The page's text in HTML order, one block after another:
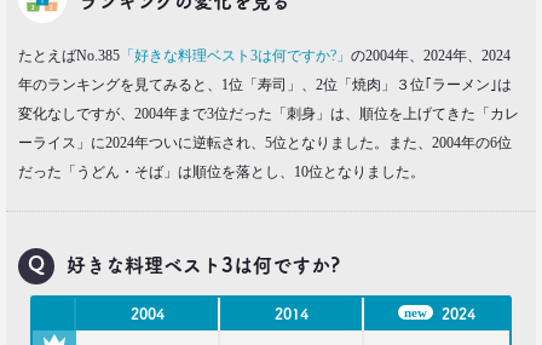
たとえばNo.385 「好きな料理ベスト3は何ですか?」 の2004年、2024年、2024
年のランキングを見てみると、1位「寿司」、2位「焼肉」３位｢ラーメン｣は
変化なしですが、2004年まで3位だった「刺身」は、順位を上げてきた「カレ
ーライス」に2024年ついに逆転され、5位となりました。また、2004年の6位
だった「うどん・そば」は順位を落とし、10位となりました。
好きな料理ベスト3は何ですか?
2004 2014 new 2024